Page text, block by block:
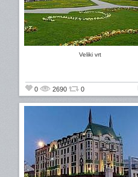
Veliki vrt
0 2690 0